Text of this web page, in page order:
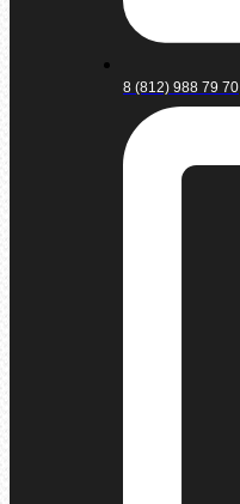
8 (812) 988 79 70